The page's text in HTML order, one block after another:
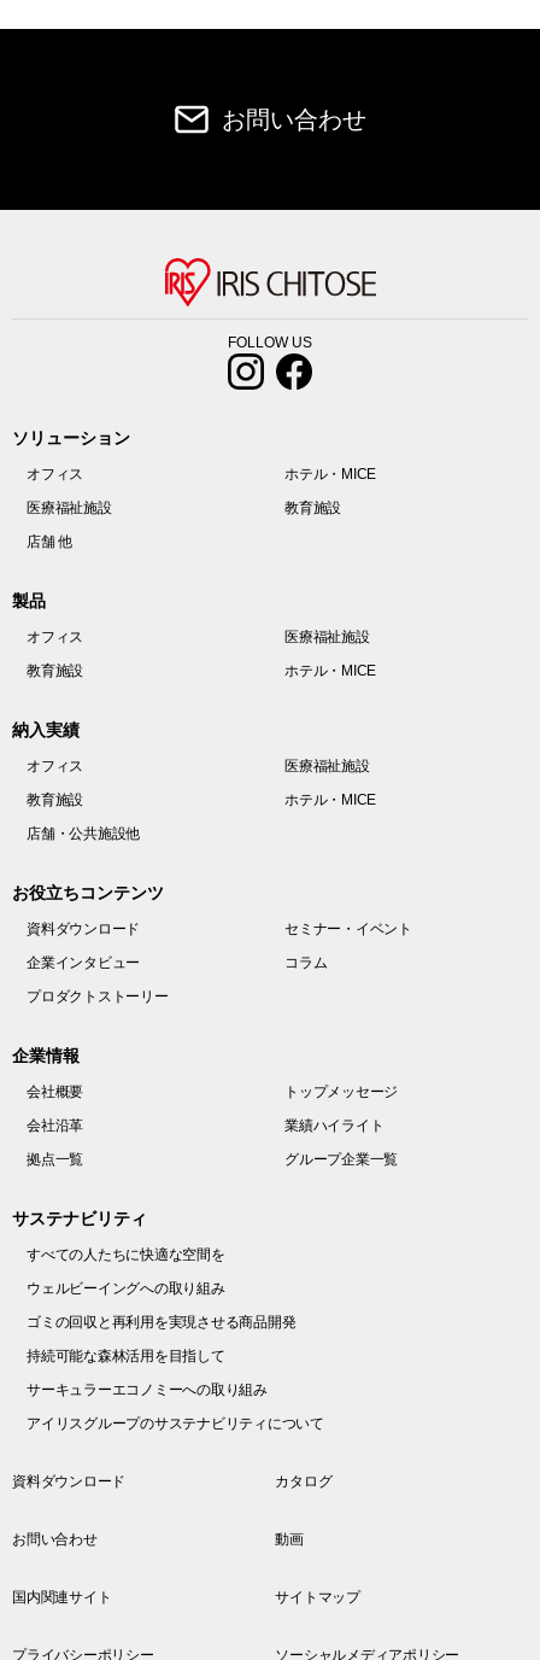
お問い合わせ
FOLLOW US
ソリューション
オフィス
ホテル・MICE
医療福祉施設
教育施設
店舗 他
製品
オフィス
医療福祉施設
教育施設
ホテル・MICE
納入実績
オフィス
医療福祉施設
教育施設
ホテル・MICE
店舗・公共施設他
お役立ちコンテンツ
資料ダウンロード
セミナー・イベント
企業インタビュー
コラム
プロダクトストーリー
企業情報
会社概要
トップメッセージ
会社沿革
業績ハイライト
拠点一覧
グループ企業一覧
サステナビリティ
すべての人たちに快適な空間を
ウェルビーイングへの取り組み
ゴミの回収と再利用を実現させる商品開発
持続可能な森林活用を目指して
サーキュラーエコノミーへの取り組み
アイリスグループのサステナビリティについて
資料ダウンロード カタログ
お問い合わせ 動画
国内関連サイト サイトマップ
プライバシーポリシー ソーシャルメディアポリシー